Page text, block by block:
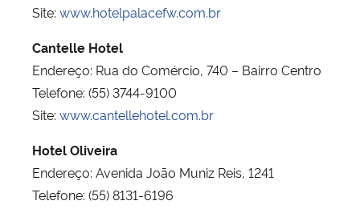
Site: www.hotelpalacefw.com.br
Cantelle Hotel
Endereço: Rua do Comércio, 740 – Bairro Centro
Telefone: (55) 3744-9100
Site: www.cantellehotel.com.br
Hotel Oliveira
Endereço: Avenida João Muniz Reis, 1241
Telefone: (55) 8131-6196